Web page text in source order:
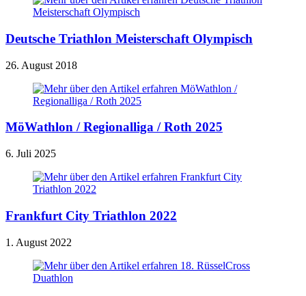
Deutsche Triathlon Meisterschaft Olympisch
26. August 2018
MöWathlon / Regionalliga / Roth 2025
6. Juli 2025
Frankfurt City Triathlon 2022
1. August 2022